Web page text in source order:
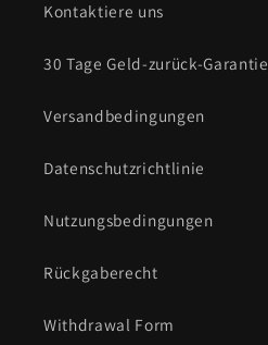
Kontaktiere uns
30 Tage Geld-zurück-Garantie
Versandbedingungen
Datenschutzrichtlinie
Nutzungsbedingungen
Rückgaberecht
Withdrawal Form